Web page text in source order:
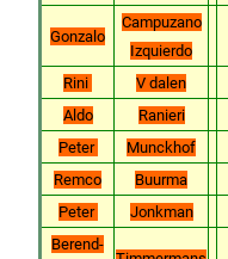
Gonzalo
Campuzano
Izquierdo
Rini V dalen
Aldo
Ranieri
Peter
Munckhof
Remco
Buurma
Peter
Jonkman
Berend-